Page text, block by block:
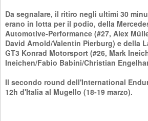
Da segnalare, il ritiro negli ultimi 30
erano in lotta per il podio, della
Automotive-Performance (#27, Alex
David Arnold/Valentin Pierburg) e della
GT3 Konrad Motorsport (#26, Mark
Ineichen/Fabio Babini/Christian
Il secondo round dell'International
12h d'Italia al Mugello (18-19 marzo).